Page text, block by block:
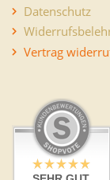
Datenschutz
Vertrag